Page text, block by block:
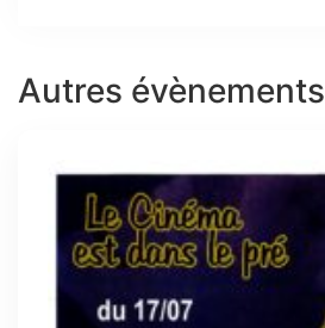
Autres évènements